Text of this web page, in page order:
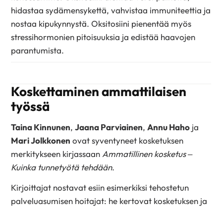
hidastaa sydämensykettä, vahvistaa immuniteettia ja
nostaa kipukynnystä. Oksitosiini pienentää myös
stressihormonien pitoisuuksia ja edistää haavojen
parantumista.
Koskettaminen ammattilaisen
työssä
Taina Kinnunen,Jaana Parviainen,Annu Haho ja
Mari Jolkkonen ovat syventyneet kosketuksen
merkitykseen kirjassaanAmmatillinen kosketus –
Kuinka tunnetyötä tehdään.
Kirjoittajat nostavat esiin esimerkiksi tehostetun
palveluasumisen hoitajat: he kertovat kosketuksen ja